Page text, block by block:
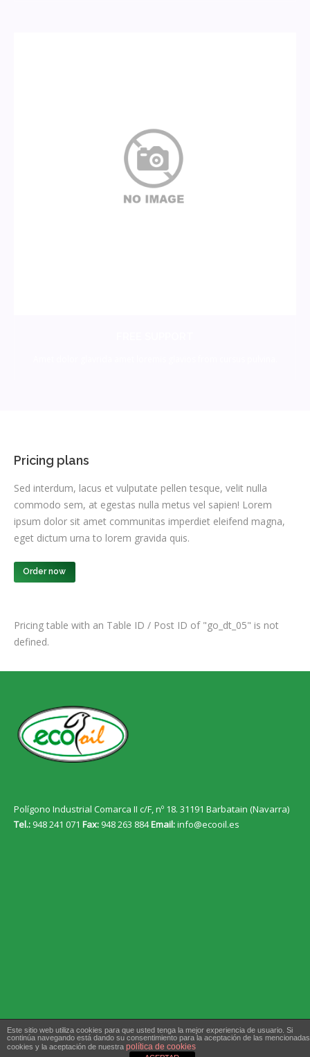
Pricing plans
Sed interdum, lacus et vulputate pellen tesque, velit nulla
commodo sem, at egestas nulla metus vel sapien! Lorem
ipsum dolor sit amet communitas imperdiet eleifend magna,
eget dictum urna to lorem gravida quis.
Order now
Pricing table with an Table ID / Post ID of "go_dt_05" is not
defined.
Polígono Industrial Comarca II c/F, nº 18. 31191 Barbatain (Navarra)
Tel.: 948 241 071 Fax: 948 263 884Email:info@ecooil.es
baiola_inferior
Este sitio web utiliza cookies para que usted tenga la mejor experiencia de usuario. Si
continúa navegando está dando su consentimiento para la aceptación de las mencionadas
cookies y la aceptación de nuestra política de cookies